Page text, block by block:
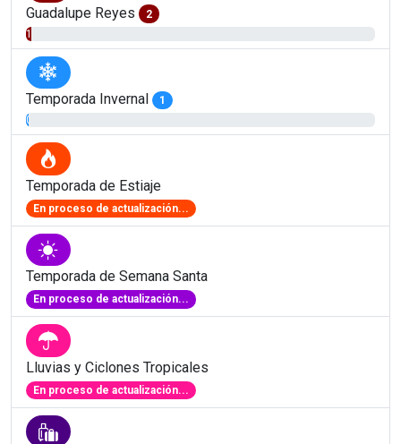
Guadalupe Reyes
2
1.61%
Temporada Invernal
1
0.81%
Temporada de Estiaje
En proceso de actualización...
Temporada de Semana Santa
En proceso de actualización...
Lluvias y Ciclones Tropicales
En proceso de actualización...